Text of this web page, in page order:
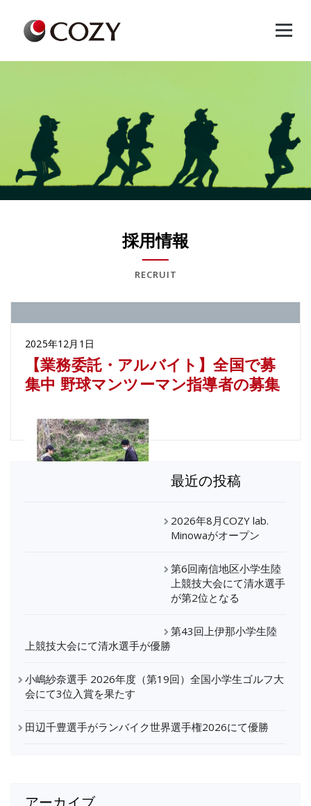
content
採用情報
RECRUIT
2025年12月1日
【業務委託・アルバイト】全国で募
集中 野球マンツーマン指導者の募集
最近の投稿
2026年8月COZY lab.
Minowaがオープン
第6回南信地区小学生陸
上競技大会にて清水選手
が第2位となる
第43回上伊那小学生陸
上競技大会にて清水選手が優勝
小嶋紗奈選手 2026年度（第19回）全国小学生ゴルフ大
会にて3位入賞を果たす
田辺千豊選手がランバイク世界選手権2026にて優勝
アーカイブ